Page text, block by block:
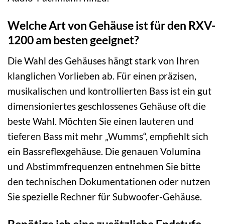
Welche Art von Gehäuse ist für den RXV-
1200 am besten geeignet?
Die Wahl des Gehäuses hängt stark von Ihren
klanglichen Vorlieben ab. Für einen präzisen,
musikalischen und kontrollierten Bass ist ein gut
dimensioniertes geschlossenes Gehäuse oft die
beste Wahl. Möchten Sie einen lauteren und
tieferen Bass mit mehr „Wumms“, empfiehlt sich
ein Bassreflexgehäuse. Die genauen Volumina
und Abstimmfrequenzen entnehmen Sie bitte
den technischen Dokumentationen oder nutzen
Sie spezielle Rechner für Subwoofer-Gehäuse.